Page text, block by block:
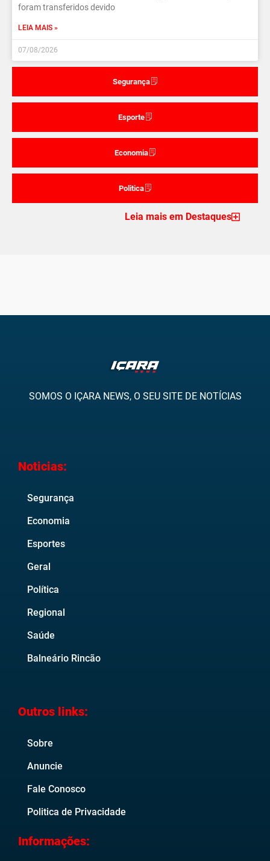
Segurança
Esporte
Economia
Politica
foram transferidos devido
LEIA MAIS »
07/08/2026
Leia mais em Destaques
SOMOS O IÇARA NEWS, O SEU SITE DE NOTÍCIAS
Noticias:
Segurança
Economia
Esportes
Geral
Política
Regional
Saúde
Balneário Rincão
Outros links:
Sobre
Anuncie
Fale Conosco
Politica de Privacidade
Informações: